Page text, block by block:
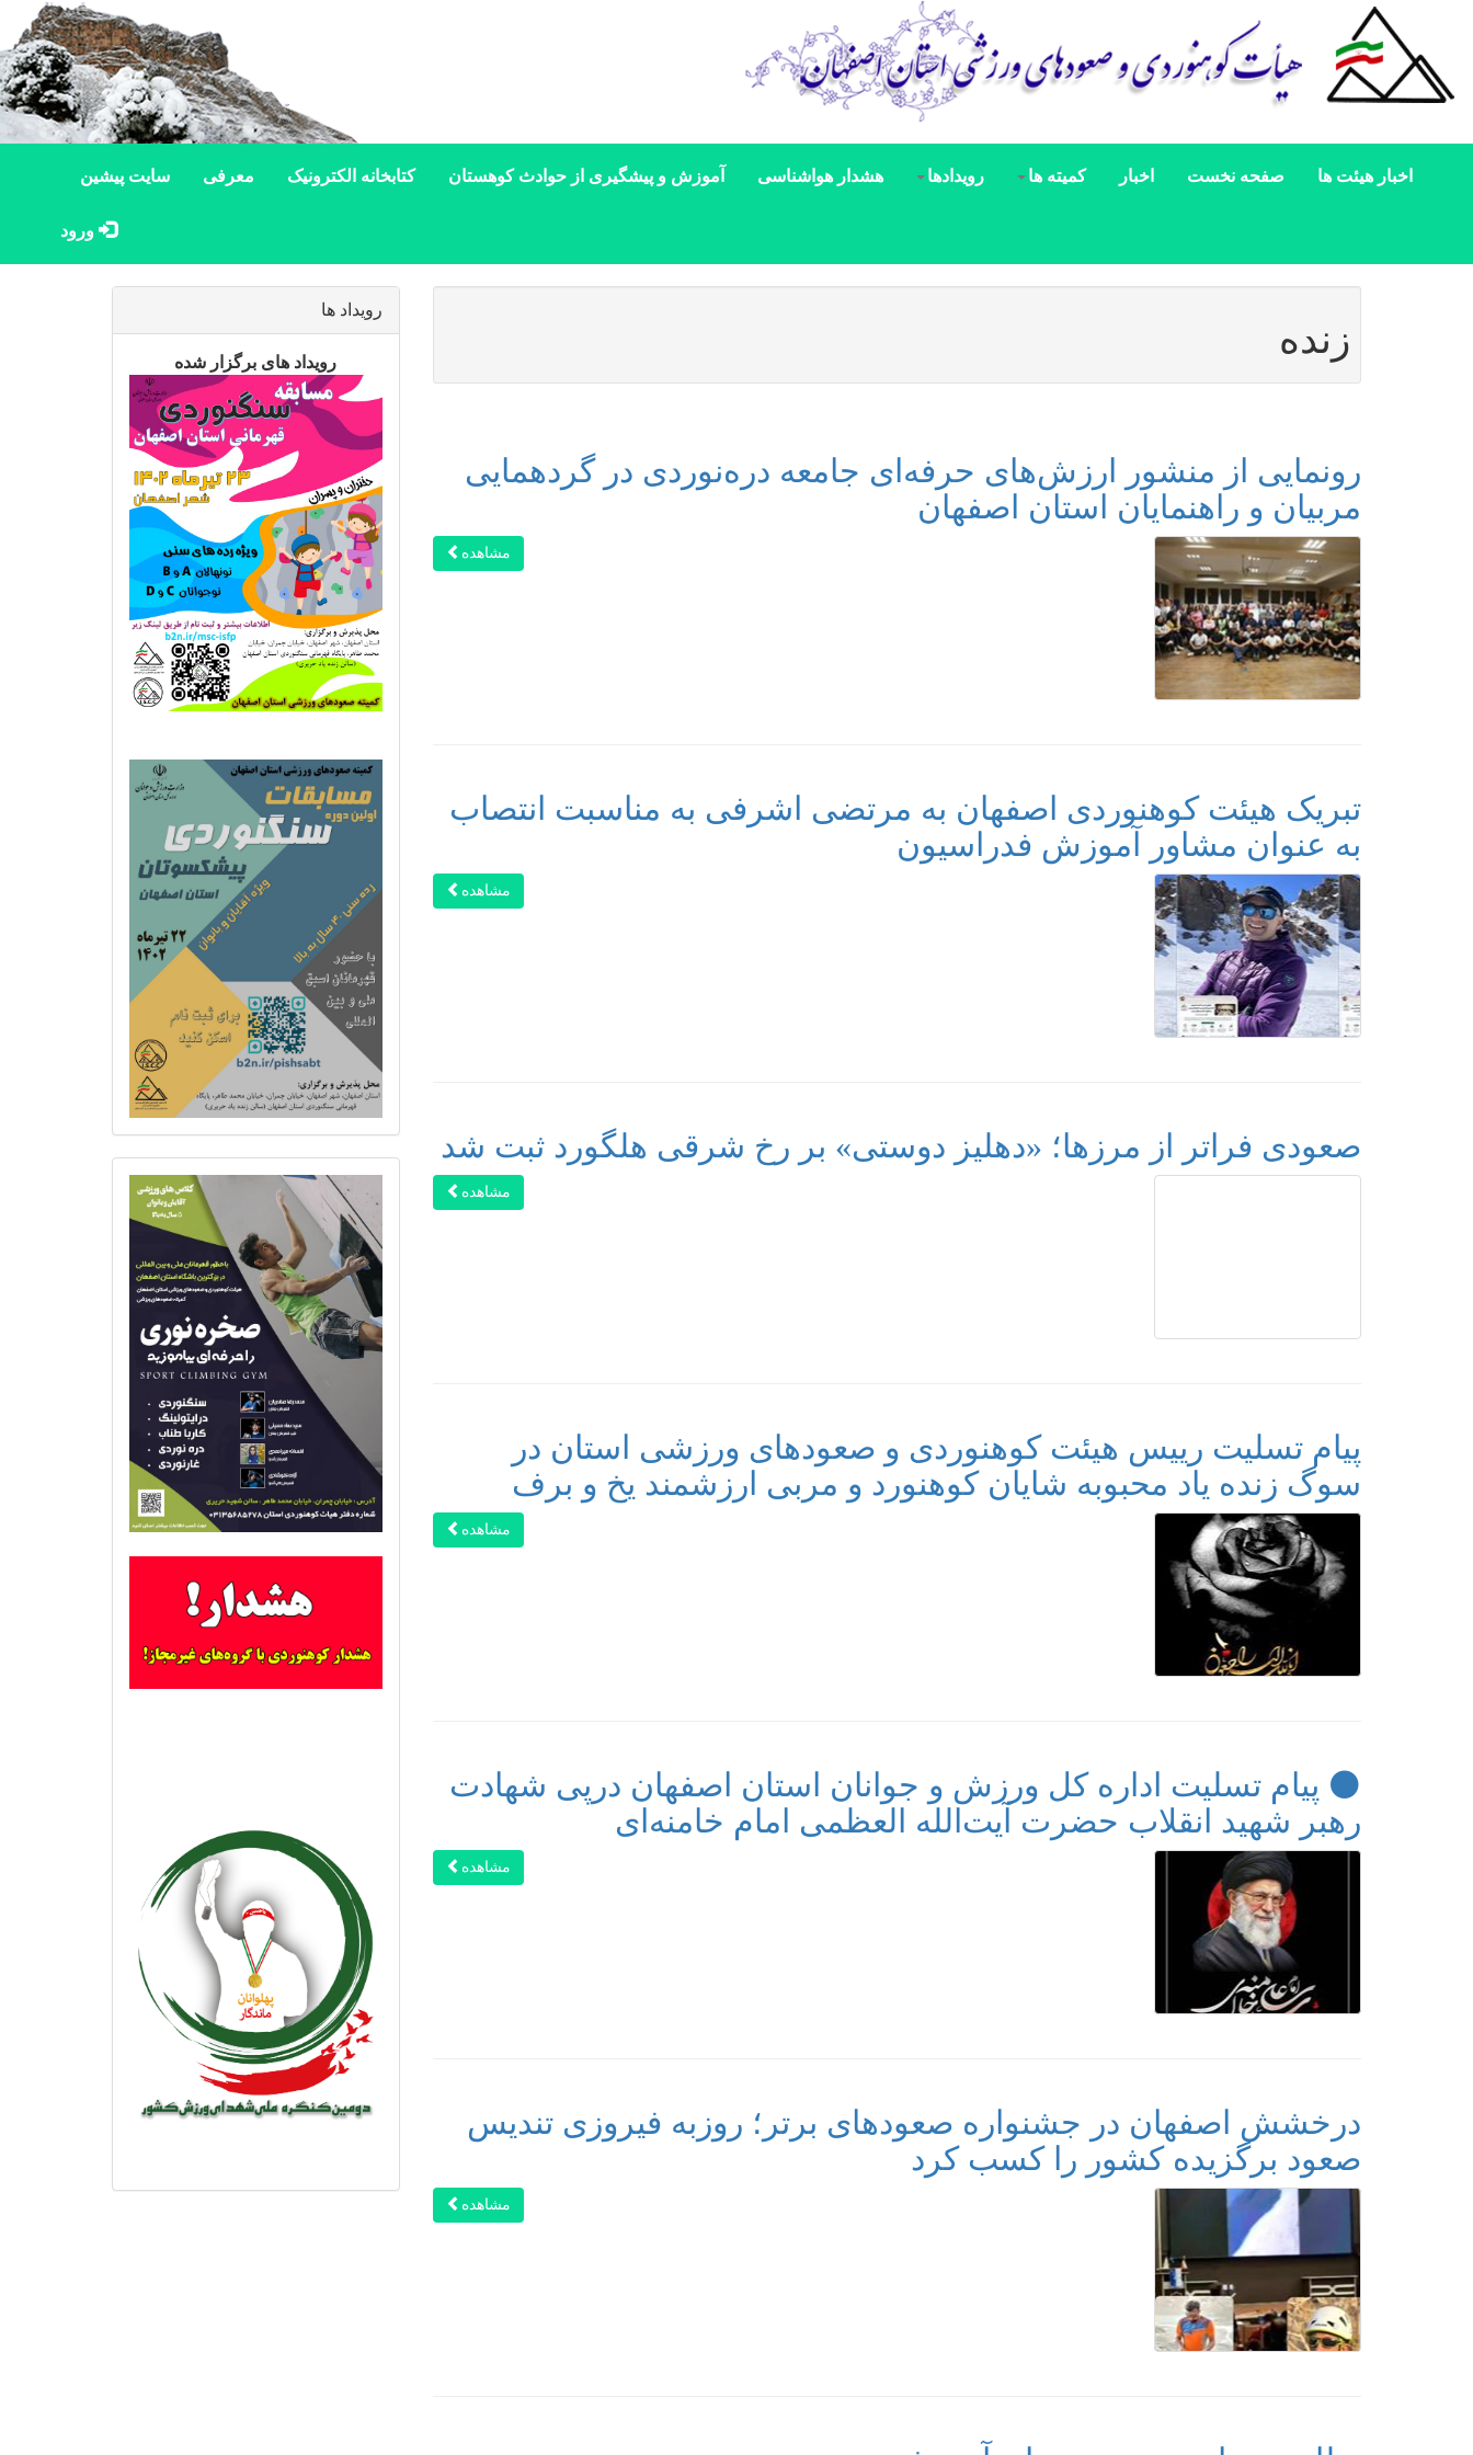
اخبار هیئت ها صفحه نخست اخبار کمیته ها رویدادها هشدار هواشناسی آموزش و پیشگیری از حوادث کوهستان کتابخانه الکترونیک معرفی سایت پیشین
ورود
زنده
رونمایی از منشور ارزش‌های حرفه‌ای جامعه دره‌نوردی در گردهمایی
مربیان و راهنمایان استان اصفهان
مشاهده
تبریک هیئت کوهنوردی اصفهان به مرتضی اشرفی به مناسبت انتصاب
به عنوان مشاور آموزش فدراسیون
مشاهده
صعودی فراتر از مرزها؛ «دهلیز دوستی» بر رخ شرقی هلگورد ثبت شد
مشاهده
پیام تسلیت رییس هیئت کوهنوردی و صعودهای ورزشی استان در
سوگ زنده یاد محبوبه شایان کوهنورد و مربی ارزشمند یخ و برف
مشاهده
⚫️ پیام تسلیت اداره کل ورزش و جوانان استان اصفهان درپی شهادت
رهبر شهید انقلاب حضرت آیت‌الله العظمی امام خامنه‌ای
مشاهده
درخشش اصفهان در جشنواره صعودهای برتر؛ روزبه فیروزی تندیس
صعود برگزیده کشور را کسب کرد
مشاهده
رویداد ها
رویداد های برگزار شده